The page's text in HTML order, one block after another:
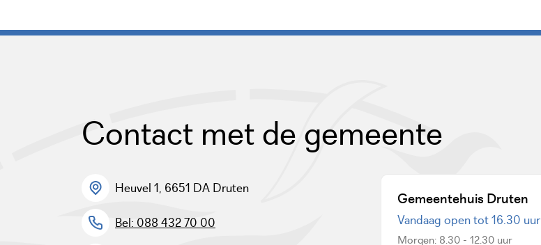
Contact met de gemeente
Heuvel 1, 6651 DA Druten
Bel: 088 432 70 00
Gemeentehuis Druten
Vandaag open tot 16.30 uur
Morgen: 8.30 - 12.30 uur